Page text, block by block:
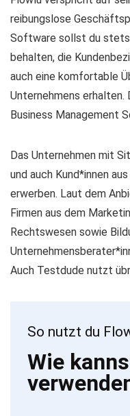
reibungslose
Software sollst du
behalten, die
auch eine komfortable
Unternehmens erhalten.
Business Management
Das Unternehmen mit
und auch Kund*innen
erwerben. Laut dem
Firmen aus dem
Rechtswesen sowie
Auch Testdude nutzt
So nutzt du
Wie